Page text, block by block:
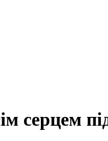
серцем